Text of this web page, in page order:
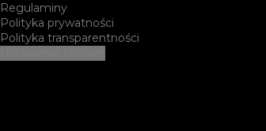
Regulaminy
Polityka prywatności
Polityka transparentności